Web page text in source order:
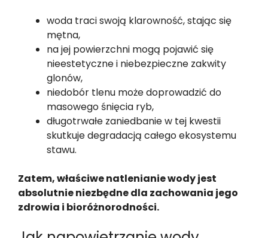
woda traci swoją klarowność, stając się
mętna,
na jej powierzchni mogą pojawić się
nieestetyczne i niebezpieczne zakwity
glonów,
niedobór tlenu może doprowadzić do
masowego śnięcia ryb,
długotrwałe zaniedbanie w tej kwestii
skutkuje degradacją całego ekosystemu
stawu.
Zatem, właściwe natlenianie wody jest
absolutnie niezbędne dla zachowania jego
zdrowia i bioróżnorodności.